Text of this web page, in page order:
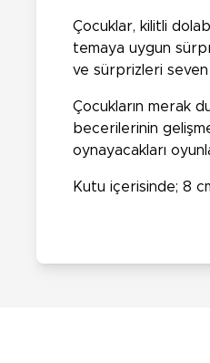
Çocuklar, kilitli
temaya uygun
ve sürprizleri
Çocukların merak
becerilerinin
oynayacakları
Kutu içerisinde; 8